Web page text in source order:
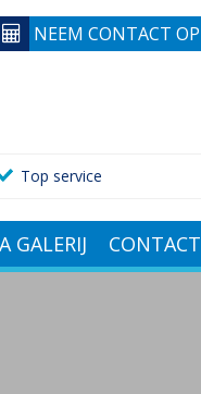
NEEM CONTACT OP
Top service
GALERIJ CONTACT